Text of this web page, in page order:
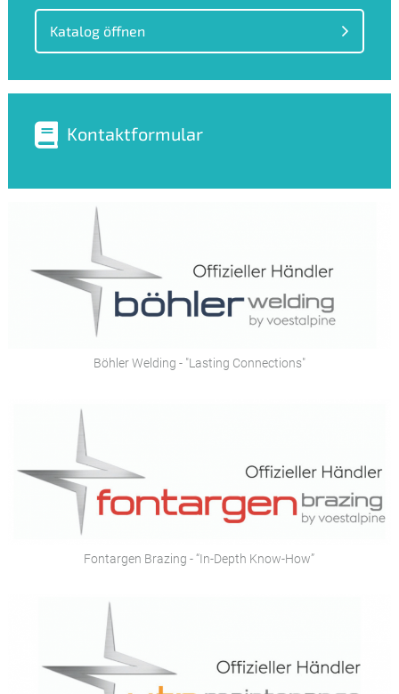
Katalog öffnen
Kontaktformular
Böhler Welding - "Lasting Connections"
Fontargen Brazing - “In-Depth Know-How”